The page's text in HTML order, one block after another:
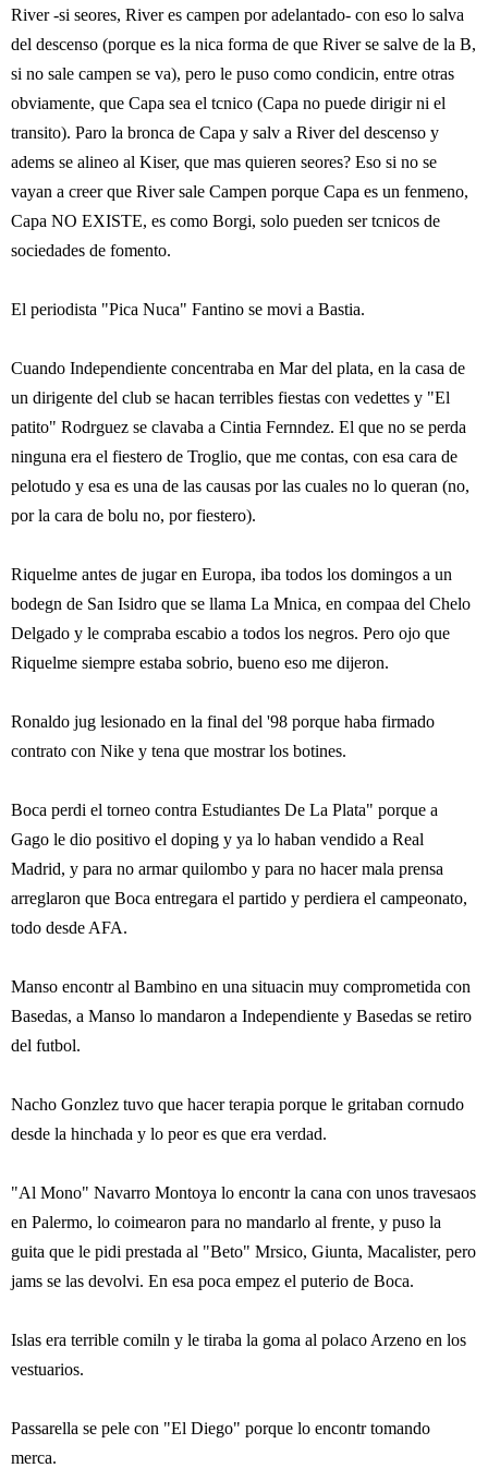
River -si seores, River es campen por adelantado- con eso lo salva
del descenso (porque es la nica forma de que River se salve de la B,
si no sale campen se va), pero le puso como condicin, entre otras
obviamente, que Capa sea el tcnico (Capa no puede dirigir ni el
transito). Paro la bronca de Capa y salv a River del descenso y
adems se alineo al Kiser, que mas quieren seores? Eso si no se
vayan a creer que River sale Campen porque Capa es un fenmeno,
Capa NO EXISTE, es como Borgi, solo pueden ser tcnicos de
sociedades de fomento.
El periodista "Pica Nuca" Fantino se movi a Bastia.
Cuando Independiente concentraba en Mar del plata, en la casa de
un dirigente del club se hacan terribles fiestas con vedettes y "El
patito" Rodrguez se clavaba a Cintia Fernndez. El que no se perda
ninguna era el fiestero de Troglio, que me contas, con esa cara de
pelotudo y esa es una de las causas por las cuales no lo queran (no,
por la cara de bolu no, por fiestero).
Riquelme antes de jugar en Europa, iba todos los domingos a un
bodegn de San Isidro que se llama La Mnica, en compaa del Chelo
Delgado y le compraba escabio a todos los negros. Pero ojo que
Riquelme siempre estaba sobrio, bueno eso me dijeron.
Ronaldo jug lesionado en la final del '98 porque haba firmado
contrato con Nike y tena que mostrar los botines.
Boca perdi el torneo contra Estudiantes De La Plata" porque a
Gago le dio positivo el doping y ya lo haban vendido a Real
Madrid, y para no armar quilombo y para no hacer mala prensa
arreglaron que Boca entregara el partido y perdiera el campeonato,
todo desde AFA.
Manso encontr al Bambino en una situacin muy comprometida con
Basedas, a Manso lo mandaron a Independiente y Basedas se retiro
del futbol.
Nacho Gonzlez tuvo que hacer terapia porque le gritaban cornudo
desde la hinchada y lo peor es que era verdad.
"Al Mono" Navarro Montoya lo encontr la cana con unos travesaos
en Palermo, lo coimearon para no mandarlo al frente, y puso la
guita que le pidi prestada al "Beto" Mrsico, Giunta, Macalister, pero
jams se las devolvi. En esa poca empez el puterio de Boca.
Islas era terrible comiln y le tiraba la goma al polaco Arzeno en los
vestuarios.
Passarella se pele con "El Diego" porque lo encontr tomando
merca.